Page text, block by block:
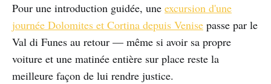
Pour une introduction guidée, une excursion d'une
journée Dolomites et Cortina depuis Venise passe par le
Val di Funes au retour — même si avoir sa propre
voiture et une matinée entière sur place reste la
meilleure façon de lui rendre justice.